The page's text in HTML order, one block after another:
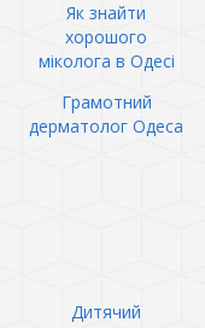
Як знайти
хорошого
міколога в Одесі
Грамотний
дерматолог Одеса
Дитячий